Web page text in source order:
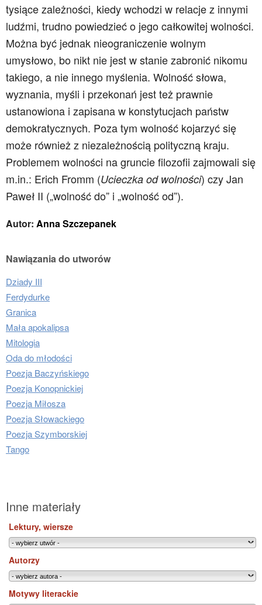
tysiące zależności, kiedy wchodzi w relacje z innymi
ludźmi, trudno powiedzieć o jego całkowitej wolności.
Można być jednak nieograniczenie wolnym
umysłowo, bo nikt nie jest w stanie zabronić nikomu
takiego, a nie innego myślenia. Wolność słowa,
wyznania, myśli i przekonań jest też prawnie
ustanowiona i zapisana w konstytucjach państw
demokratycznych. Poza tym wolność kojarzyć się
może również z niezależnością polityczną kraju.
Problemem wolności na gruncie filozofii zajmowali się
m.in.: Erich Fromm (Ucieczka od wolności) czy Jan
Paweł II („wolność do” i „wolność od”).
Autor: Anna Szczepanek
Nawiązania do utworów
Dziady III
Ferdydurke
Granica
Mała apokalipsa
Mitologia
Oda do młodości
Poezja Baczyńskiego
Poezja Konopnickiej
Poezja Miłosza
Poezja Słowackiego
Poezja Szymborskiej
Tango
Inne materiały
Lektury, wiersze
Autorzy
Motywy literackie